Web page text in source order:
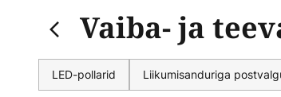
Vaiba- ja
LED-pollarid Liikumisanduriga